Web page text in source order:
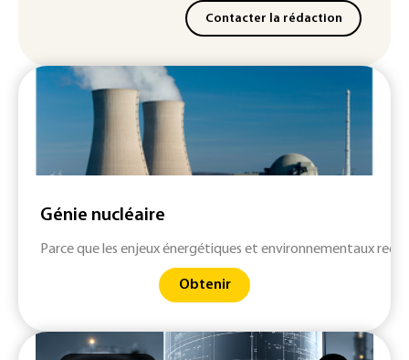
Contacter la rédaction
Génie nucléaire
Parce que les enjeux énergétiques et environnementaux
Obtenir